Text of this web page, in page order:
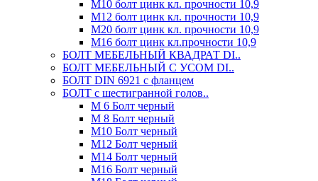
М10 болт цинк кл. прочности 10,9
М12 болт цинк кл. прочности 10,9
М20 болт цинк кл. прочности 10,9
М16 болт цинк кл.прочности 10,9
БОЛТ МЕБЕЛЬНЫЙ КВАДРАТ DI..
БОЛТ МЕБЕЛЬНЫЙ С УСОМ DI..
БОЛТ DIN 6921 c фланцем
БОЛТ с шестигранной голов..
М 6 Болт черный
М 8 Болт черный
М10 Болт черный
М12 Болт черный
М14 Болт черный
М16 Болт черный